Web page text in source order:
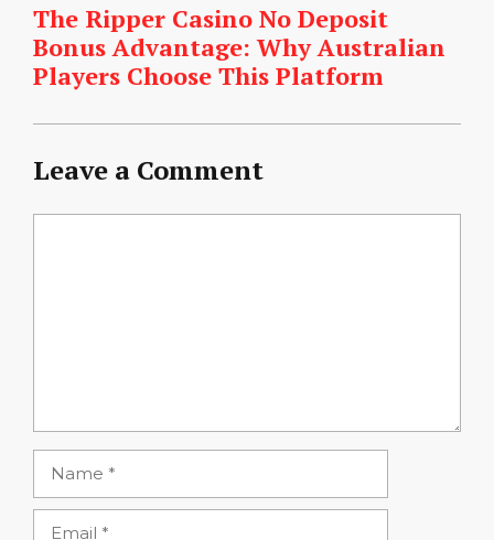
The Ripper Casino No Deposit
Bonus Advantage: Why Australian
Players Choose This Platform
Leave a Comment